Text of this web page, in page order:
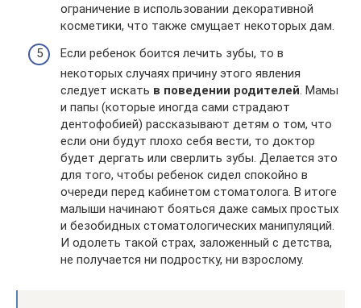
ограничение в использовании декоративной
косметики, что также смущает некоторых дам.
Если ребенок боится лечить зубы, то в
некоторых случаях причину этого явления
следует искать в поведении родителей . Мамы
и папы (которые иногда сами страдают
дентофобией) рассказывают детям о том, что
если они будут плохо себя вести, то доктор
будет дергать или сверлить зубы. Делается это
для того, чтобы ребенок сидел спокойно в
очереди перед кабинетом стоматолога. В итоге
малыши начинают бояться даже самых простых
и безобидных стоматологических манипуляций.
И одолеть такой страх, заложенный с детства,
не получается ни подростку, ни взрослому.